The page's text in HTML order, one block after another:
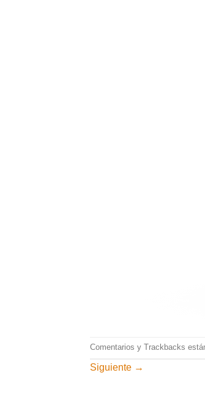
Comentarios y Trackbacks
Siguiente →